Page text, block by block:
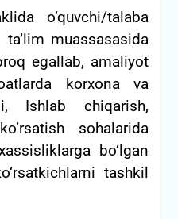
o‘quvchi/talaba
muassasasida
egallab, amaliyot
korxona va
Ishlab chiqarish,
sohalarida
bo‘lgan
tashkil